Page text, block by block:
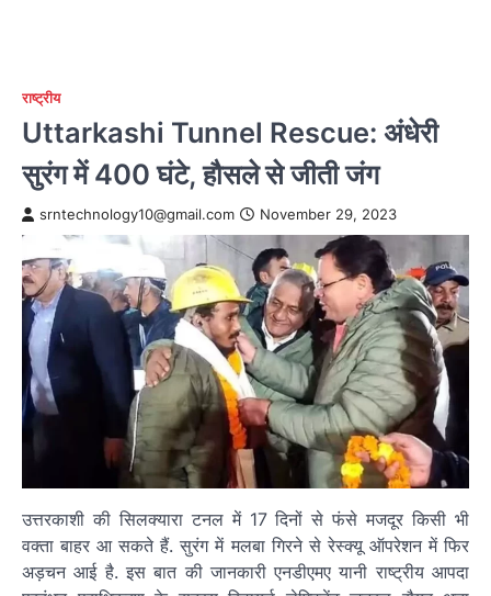
राष्ट्रीय
Uttarkashi Tunnel Rescue: अंधेरी
सुरंग में 400 घंटे, हौसले से जीती जंग
srntechnology10@gmail.com November 29, 2023
उत्तरकाशी की सिलक्यारा टनल में 17 दिनों से फंसे मजदूर किसी भी
वक्ता बाहर आ सकते हैं. सुरंग में मलबा गिरने से रेस्क्यू ऑपरेशन में फिर
अड़चन आई है. इस बात की जानकारी एनडीएमए यानी राष्ट्रीय आपदा